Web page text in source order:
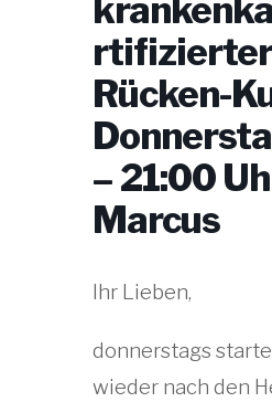
rtifizierter
Rücken-
– 21:00
Marcus
Ihr Lieben,
donnerstags
wieder nach den